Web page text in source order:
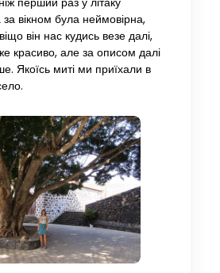
за вікном була неймовірна,
він нас кудись везе далі,
красиво, але за описом далі
Якоїсь миті ми приїхали в